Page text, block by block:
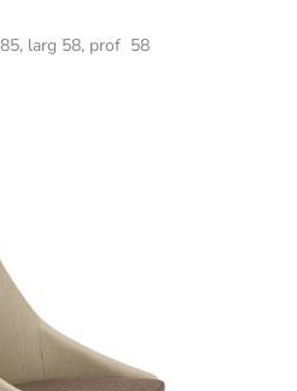
larg 58, prof 58